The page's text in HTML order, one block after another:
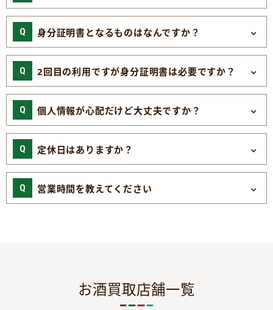
身分証明書となるものはなんですか？
2回目の利用ですが身分証明書は必要ですか？
個人情報が心配だけど大丈夫ですか？
定休日はありますか？
営業時間を教えてください
お酒買取店舗一覧